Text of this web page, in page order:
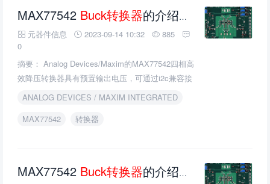
MAX77542 Buck转换器的介绍、特性、及应用
元器件信息 2023-09-14 10:32
885
0
摘要： Analog Devices/Maxim的MAX77542四相高
效降压转换器具有预置输出电压，可通过i2c兼容接
口进行调节。
ANALOG DEVICES / MAXIM INTEGRATED
MAX77542
转换器
MAX77542 Buck转换器的介绍、特性、及应用